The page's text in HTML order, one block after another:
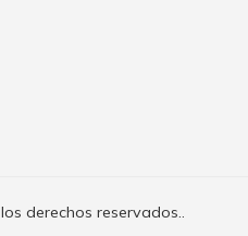
derechos reservados..